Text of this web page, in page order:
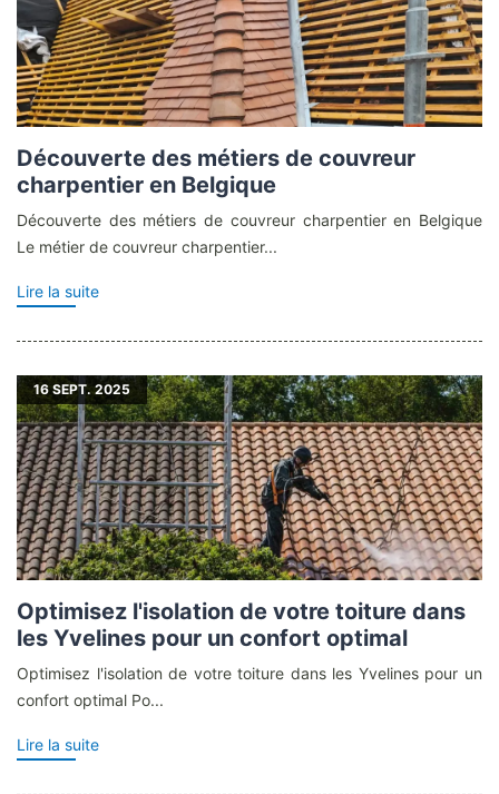
Découverte des métiers de couvreur
charpentier en Belgique
Découverte des métiers de couvreur charpentier en Belgique
Le métier de couvreur charpentier...
Lire la suite
16SEPT. 2025
Optimisez l'isolation de votre toiture dans
les Yvelines pour un confort optimal
Optimisez l'isolation de votre toiture dans les Yvelines pour un
confort optimal Po...
Lire la suite